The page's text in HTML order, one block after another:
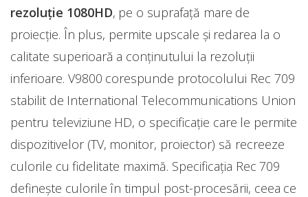
rezoluție 1080HD, pe o suprafață mare de
proiecție. În plus, permite upscale și redarea la o
calitate superioară a conținutului la rezoluții
inferioare. V9800 corespunde protocolului Rec 709
stabilit de International Telecommunications Union
pentru televiziune HD, o specificație care le permite
dispozitivelor (TV, monitor, proiector) să recreeze
culorile cu fidelitate maximă. Specificația Rec 709
definește culorile în timpul post-procesării, ceea ce